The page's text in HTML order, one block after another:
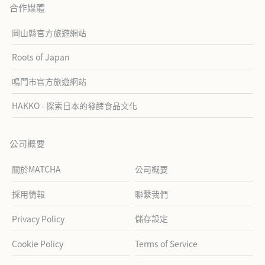
合作媒體
岡山縣官方旅遊網站
Roots of Japan
鳴門市官方旅遊網站
HAKKO - 探索日本的發酵食品文化
公司概要
關於MATCHA 公司概要
採用情報 聯繫我們
Privacy Policy 儲存設定
Cookie Policy Terms of Service